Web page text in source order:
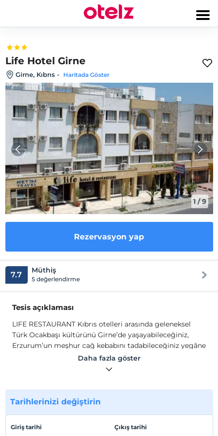
Life Hotel Girne
Girne, Kıbrıs - Haritada Göster
1 /9
Rezervasyon yap
7.7 Müthiş
5 değerlendirme
Tesis açıklaması
LIFE RESTAURANT Kıbrıs otelleri arasında geleneksel
Türk Ocakbaşı kültürünü Girne’de yaşayabileceğiniz,
Erzurum’un meşhur cağ kebabını tadabileceğiniz yegâne
yerdir. Yazları Teras’da A’la Carte Restaurantımızda ise
yemeklerinizi diğer Kıbrıs otelleri içerisinde
alabilirsiniz.Otelimiz bütün alışveriş merkezlerine yakın
olup Girne şehir merkezindedir.
Erzurum’un meşhur cağ kebabını tadabileceğiniz yegâne
Daha fazla göster
Tarihlerinizi değiştirin
Giriş tarihi Çıkış tarihi